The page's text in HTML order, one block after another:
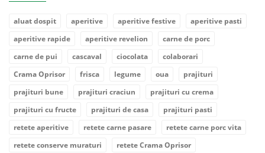
aluat dospit aperitive aperitive festive
aperitive pasti
aperitive rapide
aperitive revelion
carne de porc
carne de pui
cascaval ciocolata
colaborari
Crama Oprisor
frisca legume oua
prajituri
prajituri bune
prajituri craciun
prajituri cu crema
prajituri cu fructe
prajituri de casa
prajituri pasti
retete aperitive
retete carne pasare
retete carne porc vita
retete conserve muraturi
retete Crama Oprisor